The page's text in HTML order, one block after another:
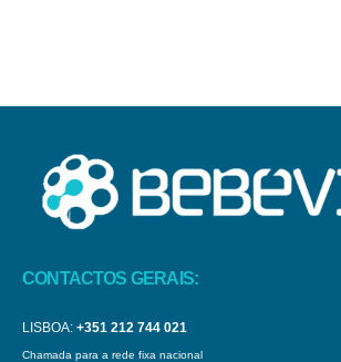
CONTACTOS GERAIS:
LISBOA: +351 212 744 021
Chamada para a rede fixa nacional